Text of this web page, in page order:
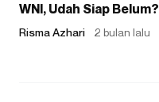
WNI, Udah Siap Belum?
Risma Azhari 2 bulan lalu